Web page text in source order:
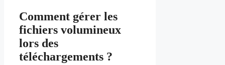
Comment gérer les
fichiers volumineux
lors des
téléchargements ?